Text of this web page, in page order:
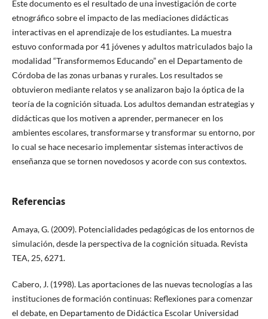
Este documento es el resultado de una investigación de corte
etnográfico sobre el impacto de las mediaciones didácticas
interactivas en el aprendizaje de los estudiantes. La muestra
estuvo conformada por 41 jóvenes y adultos matriculados bajo la
modalidad “Transformemos Educando” en el Departamento de
Córdoba de las zonas urbanas y rurales. Los resultados se
obtuvieron mediante relatos y se analizaron bajo la óptica de la
teoría de la cognición situada. Los adultos demandan estrategias y
didácticas que los motiven a aprender, permanecer en los
ambientes escolares, transformarse y transformar su entorno, por
lo cual se hace necesario implementar sistemas interactivos de
enseñanza que se tornen novedosos y acorde con sus contextos.
Referencias
Amaya, G. (2009). Potencialidades pedagógicas de los entornos de
simulación, desde la perspectiva de la cognición situada. Revista
TEA, 25, 62­71.
Cabero, J. (1998). Las aportaciones de las nuevas tecnologías a las
instituciones de formación continuas: Reflexiones para comenzar
el debate, en Departamento de Didáctica Escolar Universidad